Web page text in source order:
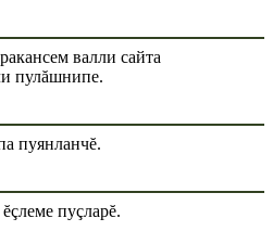
валли сайта
пулăшнипе.
пуянланчĕ.
пуçларĕ.